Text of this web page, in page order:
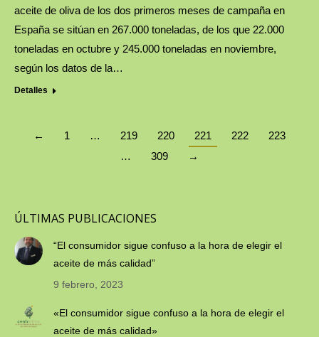
aceite de oliva de los dos primeros meses de campaña en
España se sitúan en 267.000 toneladas, de los que 22.000
toneladas en octubre y 245.000 toneladas en noviembre,
según los datos de la…
Detalles
← 1 … 219 220 221 222
223
…
309 →
ÚLTIMAS PUBLICACIONES
“El consumidor sigue confuso a la hora de elegir el
aceite de más calidad”
9 febrero, 2023
«El consumidor sigue confuso a la hora de elegir el
aceite de más calidad»